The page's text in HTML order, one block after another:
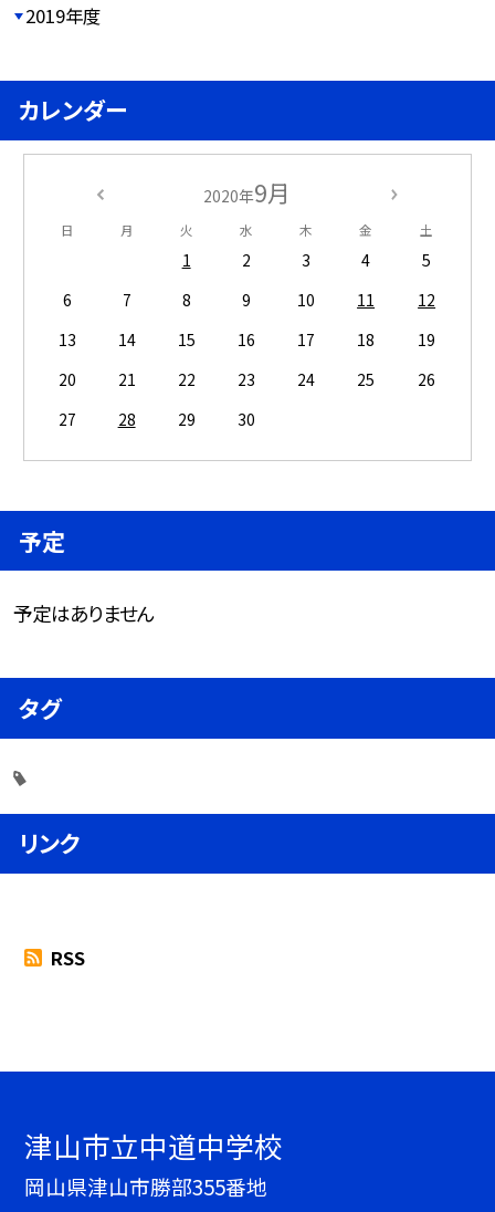
2019年度
カレンダー
2020年9月
日 月 火 水 木 金 土
1 2 3 4
5
6
7 8 9 10 11
12
13
14 15 16 17 18
19
20
21 22 23 24 25
26
27
28 29 30
予定
予定はありません
タグ
リンク
RSS
津山市立中道中学校
岡山県津山市勝部355番地